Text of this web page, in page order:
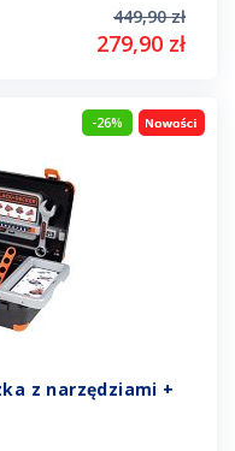
449,90 zł
279,90 zł
-26%
z narzędziami +